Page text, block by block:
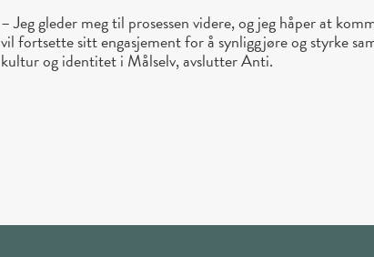
– Jeg gleder meg til prosessen videre, og jeg håper at
vil fortsette sitt engasjement for å synliggjøre og styrke
kultur og identitet i Målselv, avslutter Anti.